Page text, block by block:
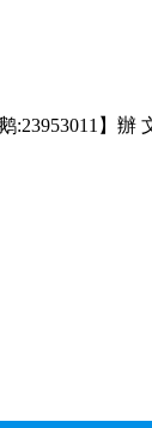
:23953011】辦